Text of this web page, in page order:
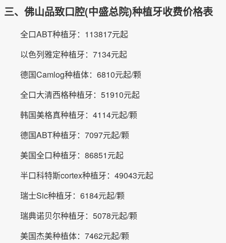
三、佛山品致口腔(中盛总院)种植牙收费价格表
全口ABT种植牙：113817元起
以色列雅定种植牙：7134元起
德国Camlog种植体：6810元起/颗
全口大清西格种植牙：51910元起
韩国美格真种植牙：4114元起/颗
德国ABT种植牙：7097元起/颗
美国全口种植牙：86851元起
半口科特斯cortex种植牙：49043元起
瑞士Sic种植牙：6184元起/颗
瑞典诺贝尔种植牙：5078元起/颗
美国杰美种植体：7462元起/颗